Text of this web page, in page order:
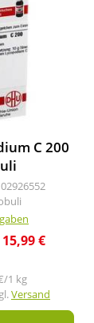
C 200
15,99 €
1 kg
Versand